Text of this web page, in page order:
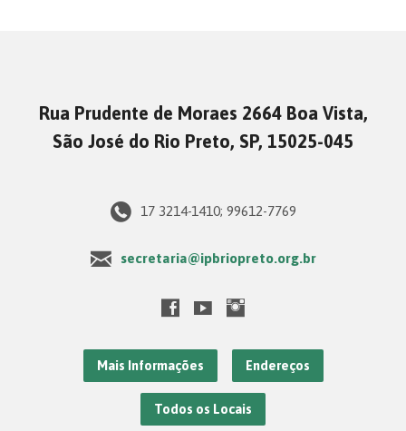
Rua Prudente de Moraes 2664 Boa Vista,
São José do Rio Preto, SP, 15025-045
17 3214-1410; 99612-7769
secretaria@ipbriopreto.org.br
Mais Informações Endereços
Todos os Locais